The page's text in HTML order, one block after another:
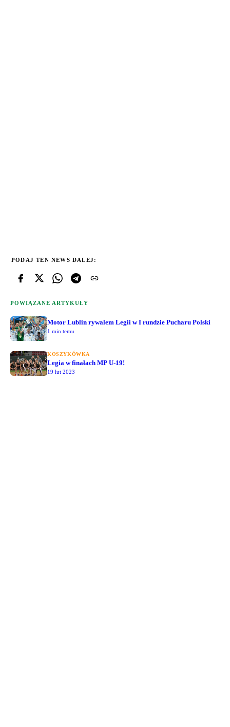
PODAJ TEN NEWS DALEJ:
POWIĄZANE ARTYKUŁY
Motor Lublin rywalem Legii w I rundzie Pucharu Polski
1 min temu
KOSZYKÓWKA
Legia w finałach MP U-19!
19 lut 2023